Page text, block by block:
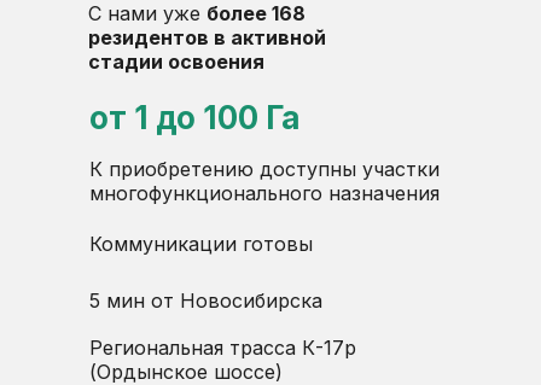
С нами уже более 168
резидентов в активной
стадии освоения
К приобретению доступны участки
многофункционального назначения
от 1 до 100 Га
Коммуникации готовы
5 мин от Новосибирска
Региональная трасса К-17р
(Ордынское шоссе)